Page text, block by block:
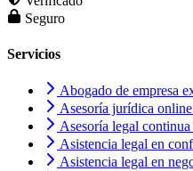
Seguro
Servicios
Abogado de empresa
Asesoría jurídica
Asesoría legal continua
Asistencia legal en
Asistencia legal en